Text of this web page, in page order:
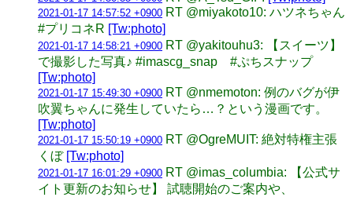
2021-01-17 14:57:52 +0900 RT @miyakoto10: ハツネちゃん
#プリコネR [Tw:photo]
2021-01-17 14:58:21 +0900 RT @yakitouhu3: 【スイーツ】
で撮影した写真♪ #imascg_snap #ぷちスナップ
[Tw:photo]
2021-01-17 15:49:30 +0900 RT @nmemoton: 例のバグが伊
吹翼ちゃんに発生していたら…？という漫画です。
[Tw:photo]
2021-01-17 15:50:19 +0900 RT @OgreMUIT: 絶対特権主張
くぼ [Tw:photo]
2021-01-17 16:01:29 +0900 RT @imas_columbia: 【公式サ
イト更新のお知らせ】 試聴開始のご案内や、